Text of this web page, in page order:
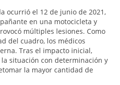
ocurrió el 12 de junio de 2021,
en una motocicleta y
múltiples lesiones. Como
del cuadro, los médicos
Tras el impacto inicial,
situación con determinación y
la mayor cantidad de